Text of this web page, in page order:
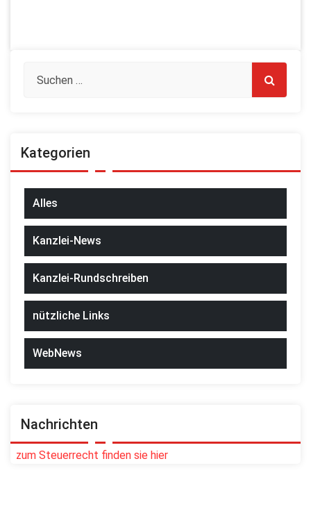
Kategorien
Alles
Kanzlei-News
Kanzlei-Rundschreiben
nützliche Links
WebNews
Nachrichten
zum Steuerrecht finden sie hier